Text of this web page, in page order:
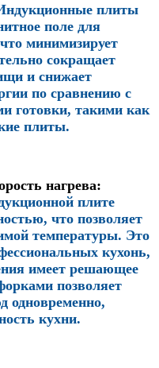
плиты
поле для
минимизирует
сокращает
и снижает
по сравнению с
готовки, такими как
плиты.
нагрева:
плите
что позволяет
температуры. Это
кухонь,
имеет решающее
позволяет
одновременно,
кухни.